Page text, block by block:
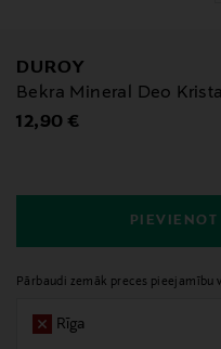
DUROY
Bekra Mineral Deo
Original Price
12,90 €
PIEVIENOT
Pārbaudi zemāk preces pieejamību
Rīga